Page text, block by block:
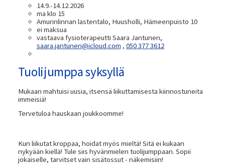
14.9.-14.12.2026
ma klo 15
Amurinlinnan lastentalo, Huusholli, Hämeenpuisto 10
ei maksua
vastaava fysioterapeutti Saara Jantunen,
saara.jantunen@icloud.com , 050 377 3612
Tuolijumppa syksyllä
Mukaan mahtuisi uusia, itsensä liikuttamisesta kiinnostuneita
immeisiä!
Tervetuloa hauskaan joukkoomme!
Kun liikutat kroppaa, hoidat myös mieltä! Sitä ei kukaan
nykyään kiellä! Tule siis hyvänmielen tuolijumppaan. Sopii
jokaiselle, tarvitset vain sisätossut - näkemisiin!